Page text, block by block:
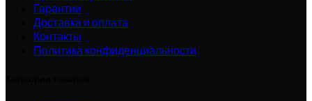
Гарантии
Доставка и оплата
Контакты
Политика конфиденциальности